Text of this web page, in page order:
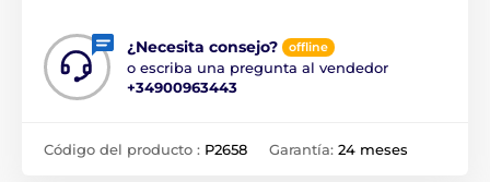
¿Necesita consejo? offline
o escriba una pregunta al vendedor
+34900963443
Código del producto : P2658 Garantía: 24 meses